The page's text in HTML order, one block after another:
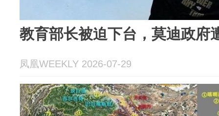
教育部长被迫下台，莫迪政府
凤凰WEEKLY 2026-07-29